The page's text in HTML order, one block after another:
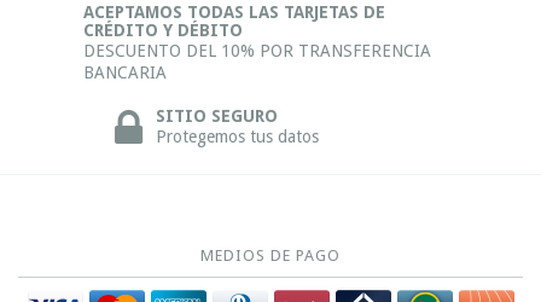
ACEPTAMOS TODAS LAS TARJETAS DE
CRÉDITO Y DÉBITO
DESCUENTO DEL 10% POR TRANSFERENCIA
BANCARIA
SITIO SEGURO
Protegemos tus datos
MEDIOS DE PAGO